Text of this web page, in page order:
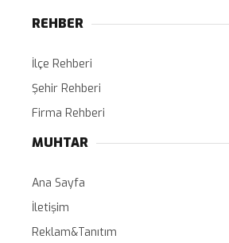
REHBER
İlçe Rehberi
Şehir Rehberi
Firma Rehberi
MUHTAR
Ana Sayfa
İletişim
Reklam&Tanıtım